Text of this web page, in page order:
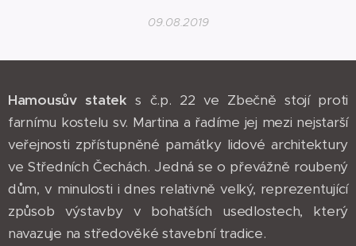
09.08.2019
Hamousův statek s č.p. 22 ve Zbečně stojí proti
farnímu kostelu sv. Martina a řadíme jej mezi nejstarší
veřejnosti zpřístupněné památky lidové architektury
ve Středních Čechách. Jedná se o převážně roubený
dům, v minulosti i dnes relativně velký, reprezentující
způsob výstavby v bohatších usedlostech, který
navazuje na středověké stavební tradice.